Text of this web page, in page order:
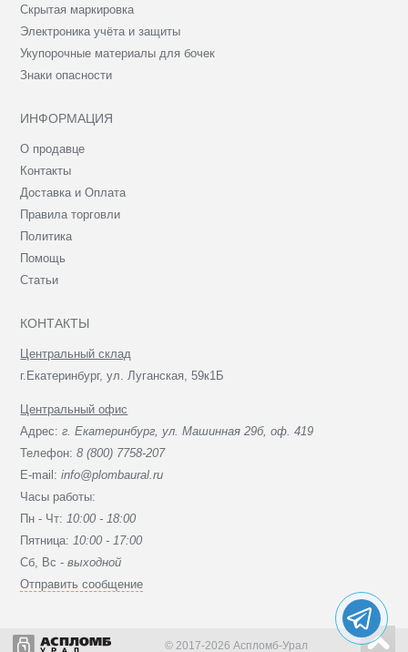
Скрытая маркировка
Электроника учёта и защиты
Укупорочные материалы для бочек
Знаки опасности
ИНФОРМАЦИЯ
О продавце
Контакты
Доставка и Оплата
Правила торговли
Политика
Помощь
Статьи
КОНТАКТЫ
Центральный склад
г.Екатеринбург, ул. Луганская, 59к1Б
Центральный офис
Адрес:г. Екатеринбург, ул. Машинная 29б, оф. 419
Телефон:8 (800) 7758-207
E-mail:info@plombaural.ru
Часы работы:
Пн - Чт:10:00 - 18:00
Пятница:10:00 - 17:00
Сб, Вc -выходной
Отправить сообщение
© 2017-2026 Аспломб-Урал